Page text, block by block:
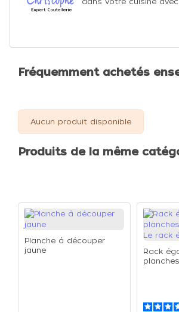
Fréquemment achetés
Aucun produit disponible
Produits de la même
Planche à découper
jaune
Rack